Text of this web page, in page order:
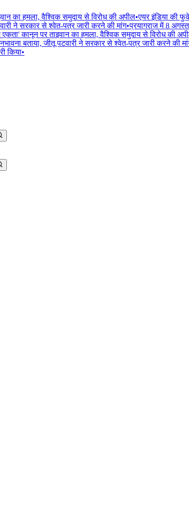
का हमला, वैश्विक समुदाय से विरोध की अपील•एयर इंडिया की
ने सरकार से श्वेत-पत्र जारी करने की मांग•प्रयागराज में 8
कानून पर ताइवान का हमला, वैश्विक समुदाय से विरोध की
बताया, जीतू पटवारी ने सरकार से श्वेत-पत्र जारी करने की
किया•